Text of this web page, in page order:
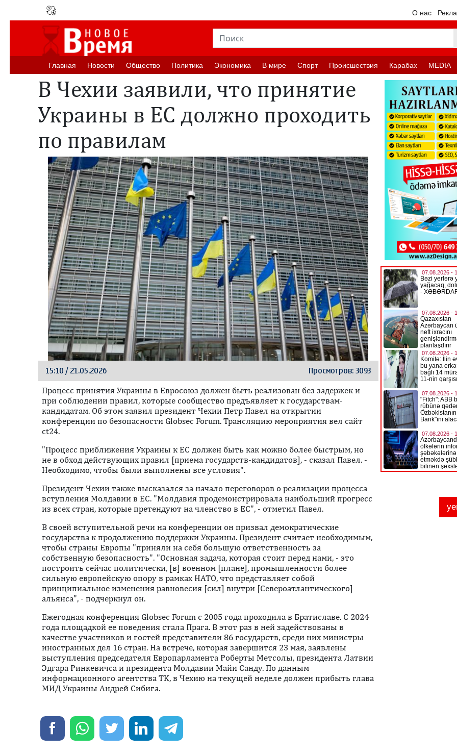
О нас
Главная Новости Oбщество Политика Экономика В мире Спорт Происшествия Карабах MEDIA
В Чехии заявили, что принятие
Украины в ЕС должно проходить
по правилам
15:10 / 21.05.2026 Просмотров: 3093
Процесс принятия Украины в Евросоюз должен быть реализован без задержек и
при соблюдении правил, которые сообщество предъявляет к государствам-
кандидатам. Об этом заявил президент Чехии Петр Павел на открытии
конференции по безопасности Globsec Forum. Трансляцию мероприятия вел сайт
ct24.
"Процесс приближения Украины к ЕС должен быть как можно более быстрым, но
не в обход действующих правил [приема государств-кандидатов], - сказал Павел. -
Необходимо, чтобы были выполнены все условия".
Президент Чехии также высказался за начало переговоров о реализации процесса
вступления Молдавии в ЕС. "Молдавия продемонстрировала наибольший прогресс
из всех стран, которые претендуют на членство в ЕС", - отметил Павел.
В своей вступительной речи на конференции он призвал демократические
государства к продолжению поддержки Украины. Президент считает необходимым,
чтобы страны Европы "приняли на себя большую ответственность за
собственную безопасность". "Основная задача, которая стоит перед нами, - это
построить сейчас политически, [в] военном [плане], промышленности более
сильную европейскую опору в рамках НАТО, что представляет собой
принципиальное изменения равновесия [сил] внутри [Североатлантического]
альянса", - подчеркнул он.
Ежегодная конференция Globsec Forum с 2005 года проходила в Братиславе. С 2024
года площадкой ее поведения стала Прага. В этот раз в ней задействованы в
качестве участников и гостей представители 86 государств, среди них министры
иностранных дел 16 стран. На встрече, которая завершится 23 мая, заявлены
выступления председателя Европарламента Роберты Метсолы, президента Латвии
Эдгара Ринкевичса и президента Молдавии Майи Санду. По данным
информационного агентства TK, в Чехию на текущей неделе должен прибыть глава
МИД Украины Андрей Сибига.